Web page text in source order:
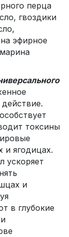
перца
гвоздики
эфирное
токсины
и ягодицах.
ускоряет
и
в глубокие